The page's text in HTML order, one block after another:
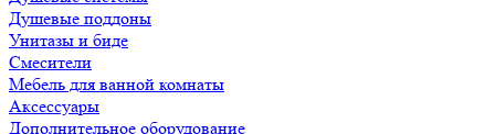
Душевые поддоны
Унитазы и биде
Смесители
Мебель для ванной комнаты
Аксессуары
Дополнительное оборудование